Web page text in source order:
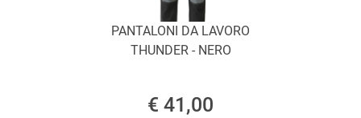
PANTALONI DA LAVORO
THUNDER - NERO
€ 41,00